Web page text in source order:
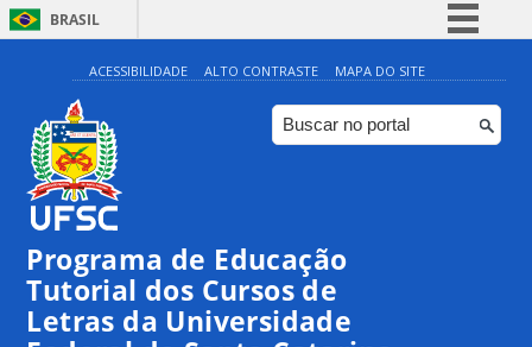
BRASIL
Simplifique!
Comunica BR
Participe
ACESSIBILIDADE ALTO CONTRASTE MAPA DO SITE
Programa de Educação
Tutorial dos Cursos de
Letras da Universidade